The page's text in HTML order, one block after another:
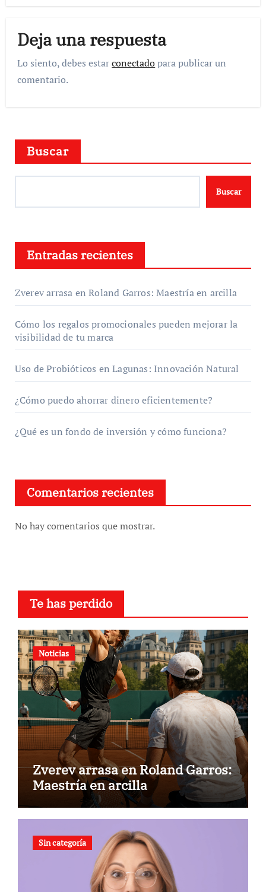
Deja una respuesta
Lo siento, debes estarconectadopara publicar un
comentario.
Buscar
Buscar
Entradas recientes
Zverev arrasa en Roland Garros: Maestría en arcilla
Cómo los regalos promocionales pueden mejorar la
visibilidad de tu marca
Uso de Probióticos en Lagunas: Innovación Natural
¿Cómo puedo ahorrar dinero eficientemente?
¿Qué es un fondo de inversión y cómo funciona?
Comentarios recientes
No hay comentarios que mostrar.
Te has perdido
Noticias
Zverev arrasa en Roland Garros:
Maestría en arcilla
Sin categoría